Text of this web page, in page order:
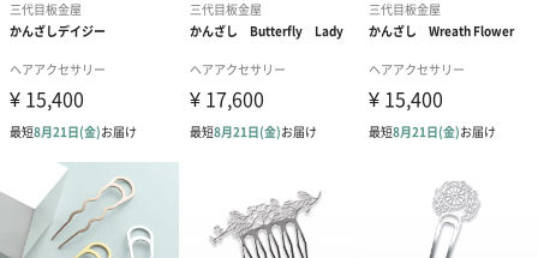
日本の伝統的なかんざしを日本の「板鉄職人」が丹精こめて仕上
げた、繊細なかんざし。
すべてMade in JAPANなので、安心・安全・高品質です。
ひとつ心を込めて造った「かんざし」は多くの方に愛されていま
す。